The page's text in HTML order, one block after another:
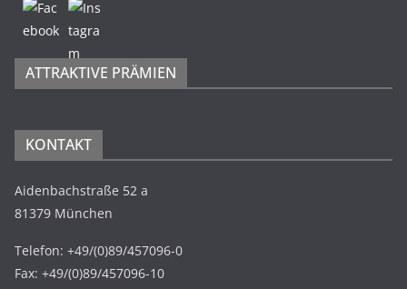
ATTRAKTIVE PRÄMIEN
KONTAKT
Aidenbachstraße 52 a
81379 München
Telefon: +49/(0)89/457096-0
Fax: +49/(0)89/457096-10